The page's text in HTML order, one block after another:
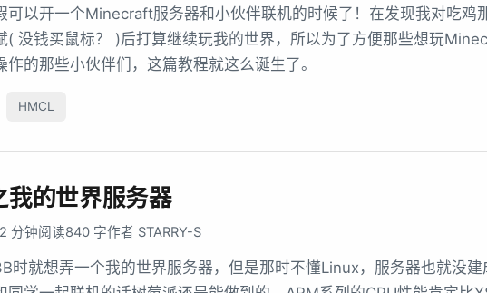
可以开一个Minecraft服务器和小伙伴联机的时候了！在发现我对吃鸡
( 没钱买鼠标？ )后打算继续玩我的世界，所以为了方便那些想玩
作的那些小伙伴们，这篇教程就这么诞生了。
HMCL
我的世界服务器
2 分钟阅读840 字作者 STARRY-S
时就想弄一个我的世界服务器，但是那时不懂Linux，服务器也就没建